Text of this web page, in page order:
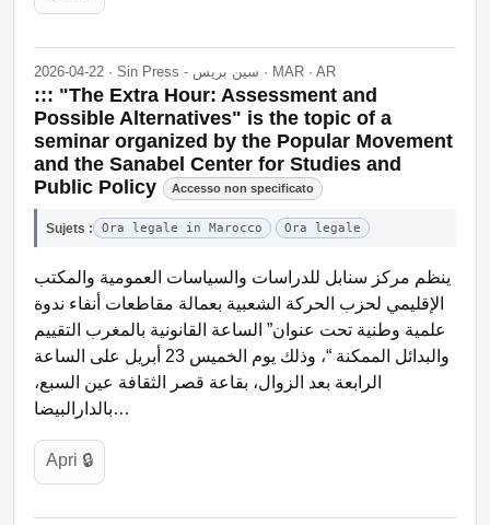
2026-04-22 · Sin Press - سين بريس · MAR · AR
::: "The Extra Hour: Assessment and
Possible Alternatives" is the topic of a
seminar organized by the Popular Movement
and the Sanabel Center for Studies and
Public Policy
Accesso non specificato
Sujets : Ora legale in Marocco Ora legale
ينظم مركز سنابل للدراسات والسياسات العمومية والمكتب
الإقليمي لحزب الحركة الشعبية بعمالة مقاطعات أنفاء ندوة
علمية وطنية تحت عنوان” الساعة القانونية بالمغرب التقييم
والبدائل الممكنة “، وذلك يوم الخميس 23 أبريل على الساعة
الرابعة بعد الزوال، بقاعة قصر الثقافة عين السبع،
بالدارالبيضا…
Apri 🔒